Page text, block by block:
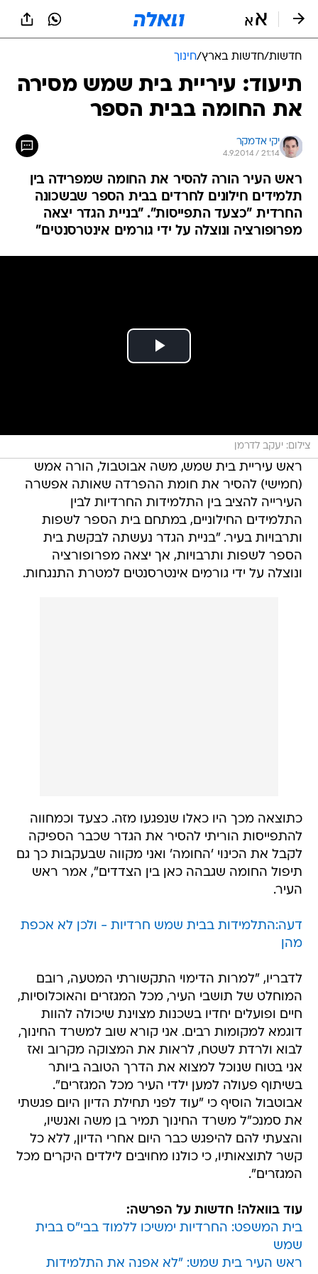
חדשות/חדשות בארץ/חינוך
תיעוד: עיריית בית שמש מסירה
את החומה בבית הספר
יקי אדמקר
4.9.2014 / 21:14
ראש העיר הורה להסיר את החומה שמפרידה בין
תלמידים חילונים לחרדים בבית הספר שבשכונה
החרדית "כצעד התפייסות". "בניית הגדר יצאה
מפרופורציה ונוצלה על ידי גורמים אינטרסנטים"
צילום: יעקב לדרמן
ראש עיריית בית שמש, משה אבוטבול, הורה אמש
(חמישי) להסיר את חומת ההפרדה שאותה אפשרה
העירייה להציב בין התלמידות החרדיות לבין
התלמידים החילוניים, במתחם בית הספר לשפות
ותרבויות בעיר. "בניית הגדר נעשתה לבקשת בית
הספר לשפות ותרבויות, אך יצאה מפרופורציה
ונוצלה על ידי גורמים אינטרסנטים למטרת התנגחות.
כתוצאה מכך היו כאלו שנפגעו מזה. כצעד וכמחווה
להתפייסות הוריתי להסיר את הגדר שכבר הספיקה
לקבל את הכינוי 'החומה' ואני מקווה שבעקבות כך גם
תיפול החומה שגבהה כאן בין הצדדים", אמר ראש
העיר.
דעה:התלמידות בבית שמש חרדיות - ולכן לא אכפת
מהן
לדבריו, "למרות הדימוי התקשורתי המטעה, רובם
המוחלט של תושבי העיר, מכל המגזרים והאוכלוסיות,
חיים ופועלים יחדיו בשכנות מצוינת שיכולה להוות
דוגמא למקומות רבים. אני קורא שוב למשרד החינוך,
לבוא ולרדת לשטח, לראות את המצוקה מקרוב ואז
אני בטוח שנוכל למצוא את הדרך הטובה ביותר
בשיתוף פעולה למען ילדי העיר מכל המגזרים".
אבוטבול הוסיף כי "עוד לפני תחילת הדיון היום פגשתי
את סמנכ"ל משרד החינוך תמיר בן משה ואנשיו,
והצעתי להם להיפגש כבר היום אחרי הדיון, ללא כל
קשר לתוצאותיו, כי כולנו מחויבים לילדים היקרים מכל
המגזרים".
עוד בוואלה! חדשות על הפרשה:
בית המשפט: החרדיות ימשיכו ללמוד בבי"ס בבית
שמש
ראש העיר בית שמש: "לא אפנה את התלמידות